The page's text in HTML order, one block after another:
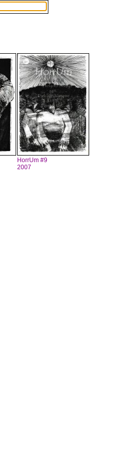
HorrUm #9
2007